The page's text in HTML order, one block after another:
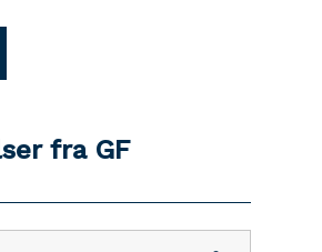
fra GF